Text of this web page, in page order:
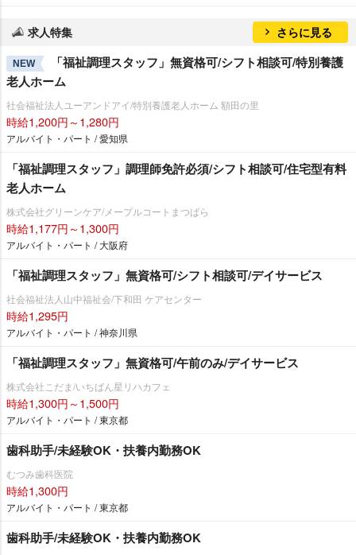
求人特集 さらに見る
NEW
「福祉調理スタッフ」無資格可/シフト相談可/特別養護
老人ホーム
社会福祉法人ユーアンドアイ/特別養護老人ホーム 額田の里
時給1,200円～1,280円
アルバイト・パート / 愛知県
「福祉調理スタッフ」調理師免許必須/シフト相談可/住宅型有料
老人ホーム
株式会社グリーンケア/メープルコートまつばら
時給1,177円～1,300円
アルバイト・パート / 大阪府
「福祉調理スタッフ」無資格可/シフト相談可/デイサービス
社会福祉法人山中福祉会/下和田 ケアセンター
時給1,295円
アルバイト・パート / 神奈川県
「福祉調理スタッフ」無資格可/午前のみ/デイサービス
株式会社こだま/いちばん星リハカフェ
時給1,300円～1,500円
アルバイト・パート / 東京都
歯科助手/未経験OK・扶養内勤務OK
むつみ歯科医院
時給1,300円
アルバイト・パート / 東京都
歯科助手/未経験OK・扶養内勤務OK